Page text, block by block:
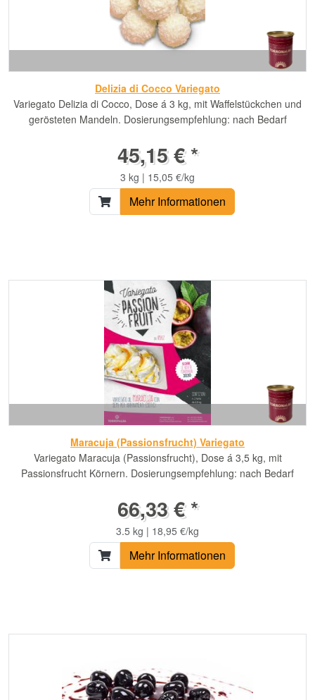
Delizia di Cocco Variegato
Variegato Delizia di Cocco, Dose á 3 kg, mit Waffelstückchen und
gerösteten Mandeln. Dosierungsempfehlung: nach Bedarf
45,15 € *
3 kg | 15,05 €/kg
Mehr Informationen
Maracuja (Passionsfrucht) Variegato
Variegato Maracuja (Passionsfrucht), Dose á 3,5 kg, mit
Passionsfrucht Körnern. Dosierungsempfehlung: nach Bedarf
66,33 € *
3.5 kg | 18,95 €/kg
Mehr Informationen